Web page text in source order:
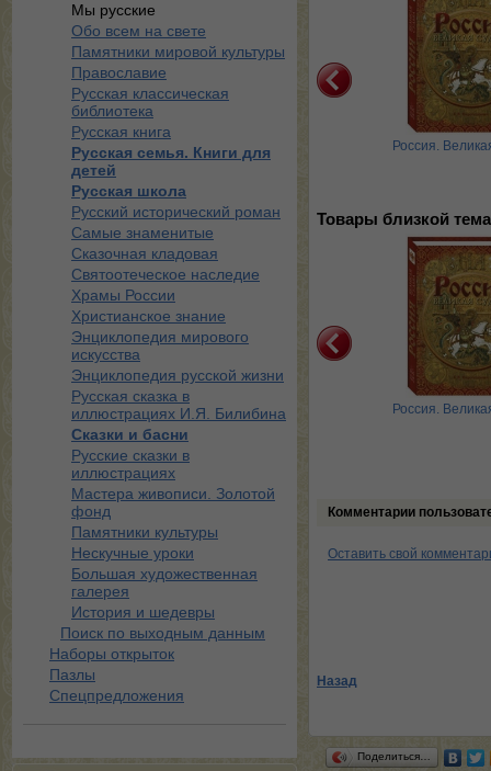
Мы русские
Обо всем на свете
Памятники мировой культуры
Православие
Русская классическая
библиотека
Русская книга
Русская семья. Книги для
детей
Русская школа
Русский исторический роман
Самые знаменитые
Сказочная кладовая
Святоотеческое наследие
Храмы России
Христианское знание
Энциклопедия мирового
искусства
Энциклопедия русской жизни
Русская сказка в
иллюстрациях И.Я. Билибина
Сказки и басни
Русские сказки в
иллюстрациях
Мастера живописи. Золотой
фонд
Памятники культуры
Нескучные уроки
Большая художественная
галерея
История и шедевры
Поиск по выходным данным
Наборы открыток
Пазлы
Спецпредложения
культура. С
времен до
наших дне …
Россия.
Товары близкой
державная.
атрибуты и
структура …
Русские цари Россия.
Комментарии
Оставить свой
Назад
Поделиться…